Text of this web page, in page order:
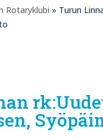
Rotaryklubi » Turun